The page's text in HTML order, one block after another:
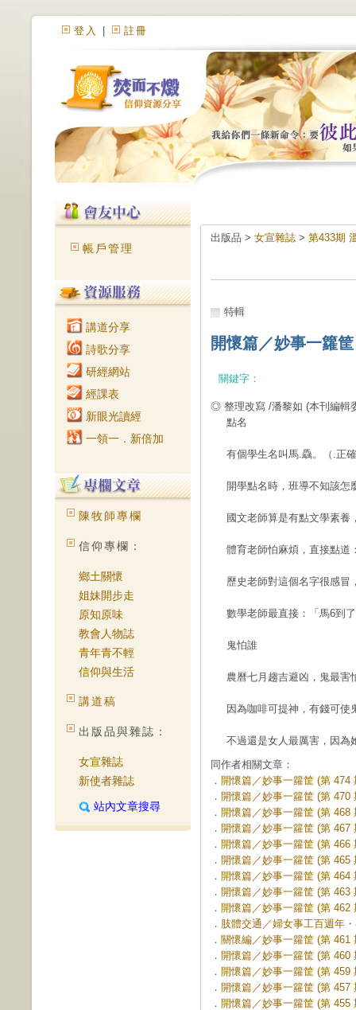
登入 註冊
帳戶管理
講道分享
詩歌分享
研經網站
經課表
新眼光讀經
一領一．新倍加
陳牧師專欄
信仰專欄：
鄉土關懷
姐妹開步走
原知原味
教會人物誌
青年青不輕
信仰與生活
講道稿
出版品與雜誌：
女宣雜誌
新使者雜誌
站內文章搜尋
出版品 > 女宣雜誌 > 第433期
特輯
開懷篇／妙事一籮筐
關鍵字：
◎ 整理改寫 /潘黎如 (本刊編輯
點名
有個學生名叫馬.驫。（.正
開學點名時，班導不知該怎
國文老師算是有點文學素養
體育老師怕麻煩，直接點道
歷史老師對這個名字很感冒
數學老師最直接：「馬6到
鬼怕誰
農曆七月趨吉避凶，鬼最害
因為咖啡可提神，有錢可使
不過還是女人最厲害，因為
同作者相關文章：
． 開懷篇／妙事一籮筐 (第 474
． 開懷篇／妙事一籮筐 (第 470
． 開懷篇／妙事一籮筐 (第 468
． 開懷篇／妙事一籮筐 (第 467
． 開懷篇／妙事一籮筐 (第 466
． 開懷篇／妙事一籮筐 (第 465
． 開懷篇／妙事一籮筐 (第 464
． 開懷篇／妙事一籮筐 (第 463
． 開懷篇／妙事一籮筐 (第 462
． 肢體交通／婦女事工百週年
． 關懷編／妙事一籮筐 (第 461
． 開懷篇／妙事一籮筐 (第 460
． 開懷篇／妙事一籮筐 (第 459
． 開懷篇／妙事一籮筐 (第 457
． 開懷篇／妙事一籮筐 (第 455